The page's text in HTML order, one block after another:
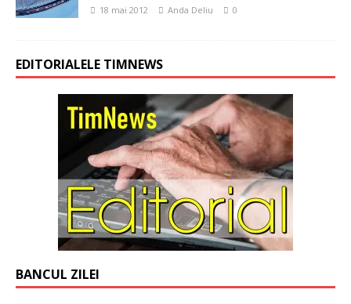
18 mai 2012 Anda Deliu 0
EDITORIALELE TIMNEWS
BANCUL ZILEI